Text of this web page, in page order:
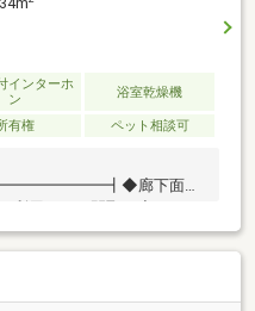
24時間ゴミ出し可）○２３
眺望通風良好○新規リフォー
成）／即入居可全室クロス
／ガスコンロ／水回りコー
ディスポーザー付キッチン
インターホ
ン
浴室乾燥機
有権 ペット相談可
廊下面積
ザー機能付きリビングの床
ンランク上の暮らしを提供
乾燥機、快適な住み心地を
整っています。┏ マンシ